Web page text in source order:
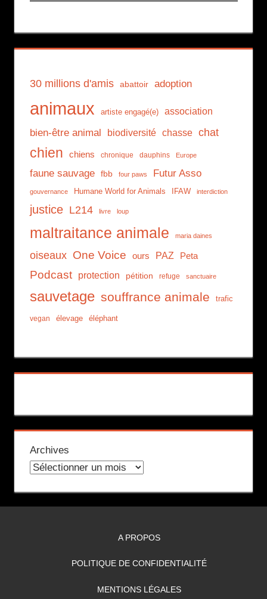
30 millions d'amis abattoir adoption
animaux artiste engagé(e) association
bien-être animal biodiversité chasse chat
chien chiens chronique dauphins Europe
faune sauvage fbb four paws Futur Asso
gouvernance Humane World for Animals IFAW interdiction
justice L214 livre loup
maltraitance animale maria daines
oiseaux One Voice ours PAZ Peta
Podcast protection pétition refuge sanctuaire
sauvetage souffrance animale trafic
vegan élevage éléphant
Archives
A PROPOS
POLITIQUE DE CONFIDENTIALITÉ
MENTIONS LÉGALES